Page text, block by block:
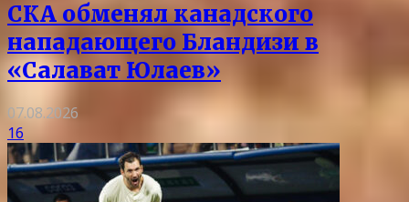
СКА обменял канадского
нападающего Бландизи в
«Салават Юлаев»
07.08.2026
16